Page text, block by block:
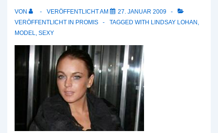
VON VERÖFFENTLICHT AM
27. JANUAR 2009
VERÖFFENTLICHT IN PROMIS TAGGED WITH LINDSAY LOHAN ,
MODEL, SEXY